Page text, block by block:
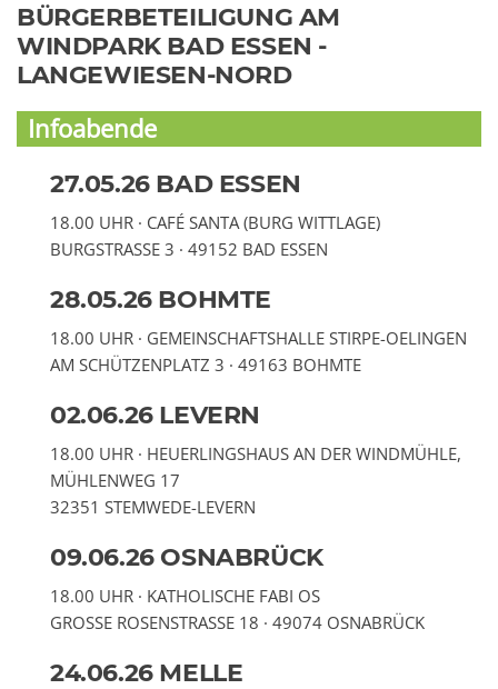
BÜRGERBETEILIGUNG AM
WINDPARK BAD ESSEN -
LANGEWIESEN-NORD
Infoabende
27.05.26 BAD ESSEN
18.00 UHR · CAFÉ SANTA (BURG WITTLAGE)
BURGSTRASSE 3 · 49152 BAD ESSEN
28.05.26 BOHMTE
18.00 UHR · GEMEINSCHAFTSHALLE STIRPE-OELINGEN
AM SCHÜTZENPLATZ 3 · 49163 BOHMTE
02.06.26 LEVERN
18.00 UHR · HEUERLINGSHAUS AN DER WINDMÜHLE,
MÜHLENWEG 17
32351 STEMWEDE-LEVERN
09.06.26 OSNABRÜCK
18.00 UHR · KATHOLISCHE FABI OS
GROSSE ROSENSTRASSE 18 · 49074 OSNABRÜCK
24.06.26 MELLE